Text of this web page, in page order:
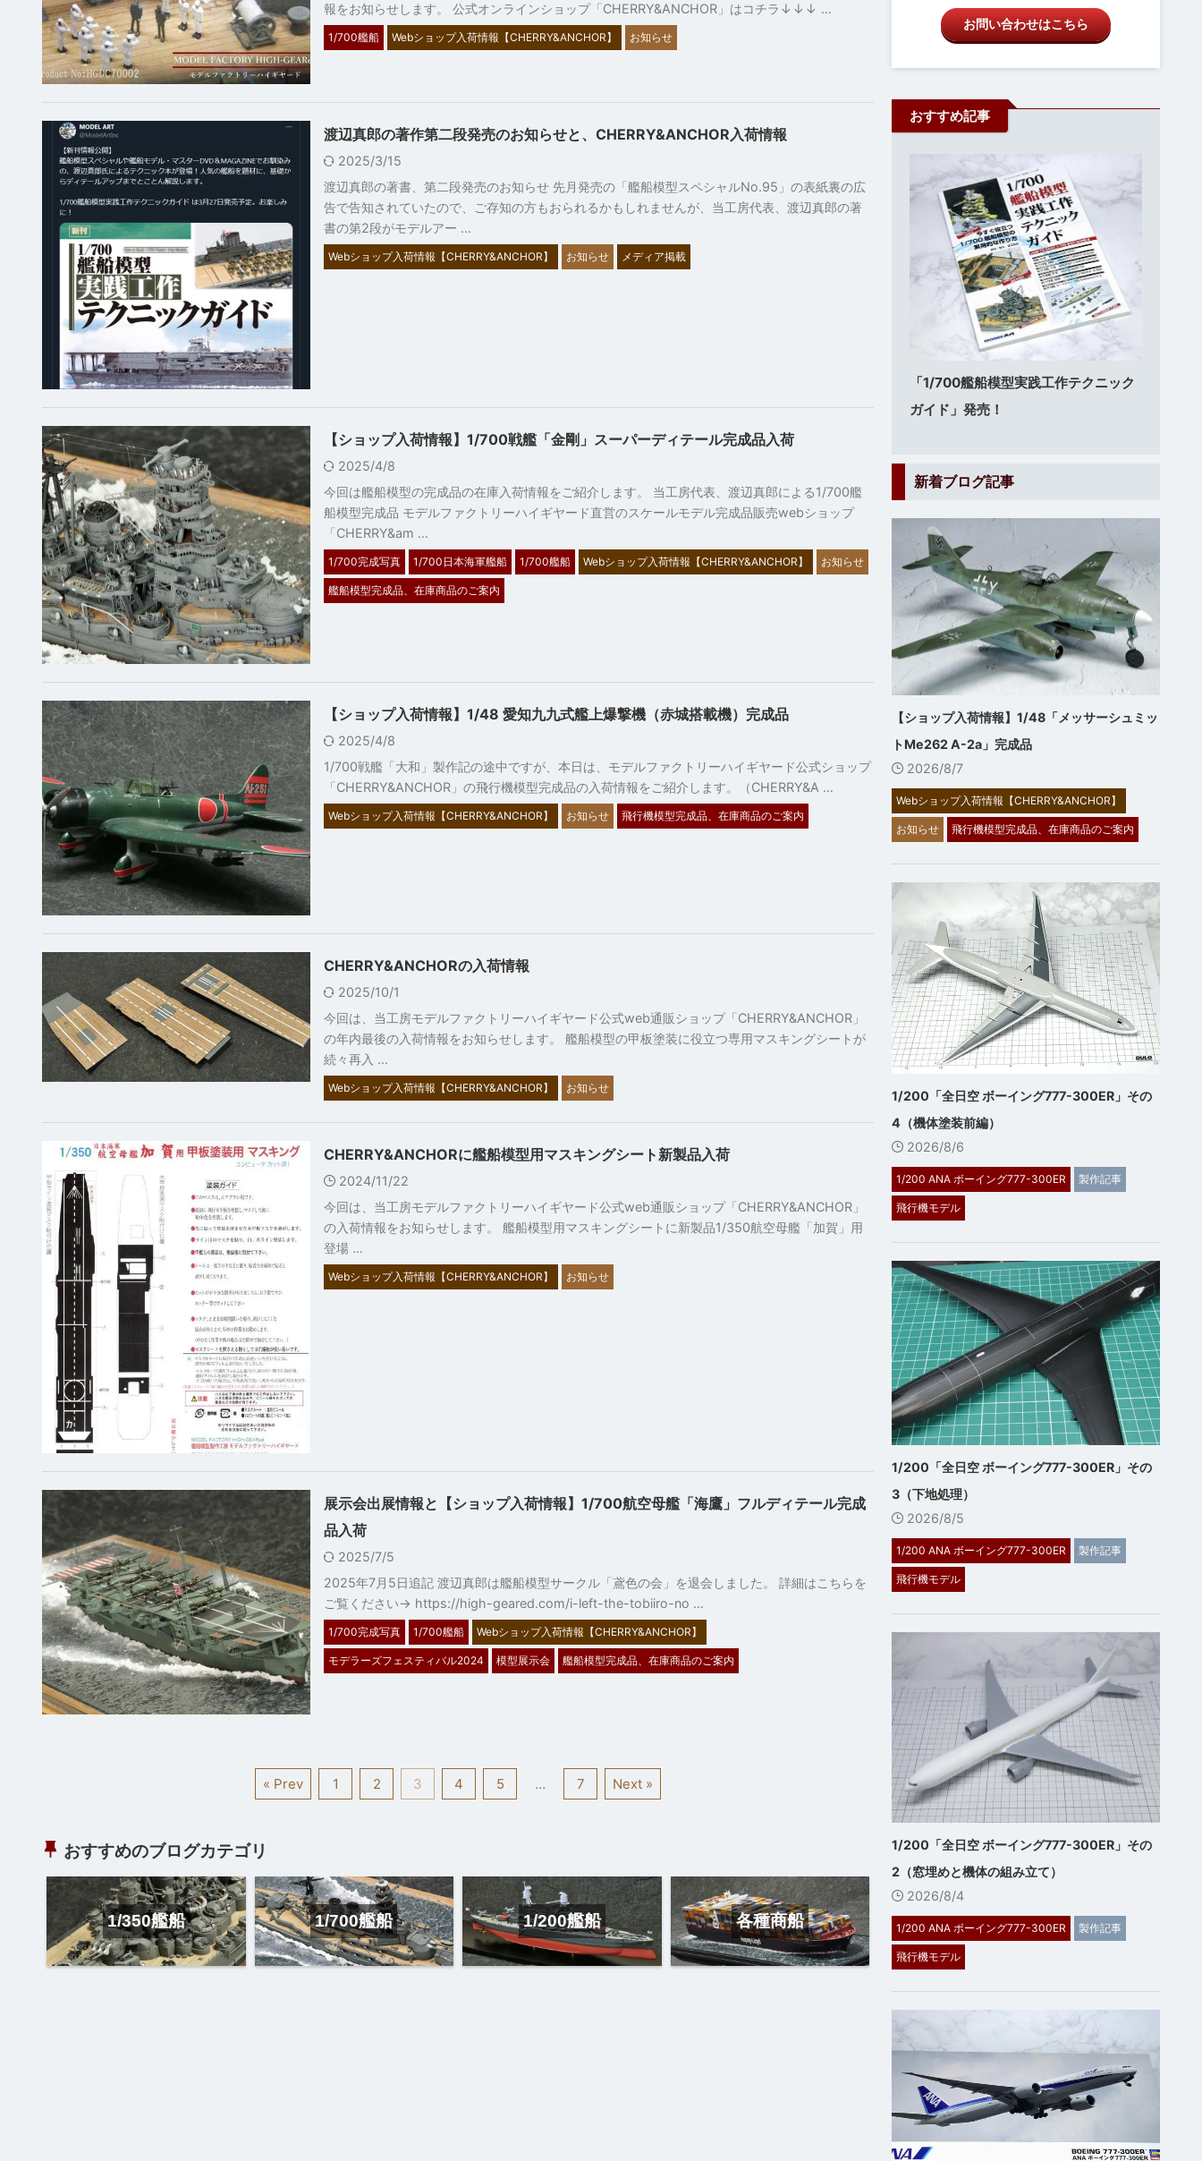
報をお知らせします。 公式オンラインショップ「CHERRY&ANCHOR」はコチラ↓↓↓ …
1/700艦船 Webショップ入荷情報【CHERRY&ANCHOR】 お知らせ
渡辺真郎の著作第二段発売のお知らせと、CHERRY&ANCHOR入荷情報
2025/3/15
渡辺真郎の著書、第二段発売のお知らせ 先月発売の「艦船模型スペシャルNo.95」の表紙裏の広
告で告知されていたので、ご存知の方もおられるかもしれませんが、当工房代表、渡辺真郎の著
書の第2段がモデルアー …
Webショップ入荷情報【CHERRY&ANCHOR】 お知らせ メディア掲載
【ショップ入荷情報】1/700戦艦「金剛」スーパーディテール完成品入荷
2025/4/8
今回は艦船模型の完成品の在庫入荷情報をご紹介します。 当工房代表、渡辺真郎による1/700艦
船模型完成品 モデルファクトリーハイギヤード直営のスケールモデル完成品販売webショップ
「CHERRY&am …
1/700完成写真 1/700日本海軍艦船 1/700艦船 Webショップ入荷情報【CHERRY&ANCHOR】 お知らせ
艦船模型完成品、在庫商品のご案内
【ショップ入荷情報】1/48 愛知九九式艦上爆撃機（赤城搭載機）完成品
2025/4/8
1/700戦艦「大和」製作記の途中ですが、本日は、モデルファクトリーハイギヤード公式ショップ
「CHERRY&ANCHOR」の飛行機模型完成品の入荷情報をご紹介します。（CHERRY&A …
Webショップ入荷情報【CHERRY&ANCHOR】 お知らせ 飛行機模型完成品、在庫商品のご案内
CHERRY&ANCHORの入荷情報
2025/10/1
今回は、当工房モデルファクトリーハイギヤード公式web通販ショップ「CHERRY&ANCHOR」
の年内最後の入荷情報をお知らせします。 艦船模型の甲板塗装に役立つ専用マスキングシートが
続々再入 …
Webショップ入荷情報【CHERRY&ANCHOR】 お知らせ
CHERRY&ANCHORに艦船模型用マスキングシート新製品入荷
2024/11/22
今回は、当工房モデルファクトリーハイギヤード公式web通販ショップ「CHERRY&ANCHOR」
の入荷情報をお知らせします。 艦船模型用マスキングシートに新製品1/350航空母艦「加賀」用
登場 …
Webショップ入荷情報【CHERRY&ANCHOR】 お知らせ
展示会出展情報と【ショップ入荷情報】1/700航空母艦「海鷹」フルディテール完成
品入荷
2025/7/5
2025年7月5日追記 渡辺真郎は艦船模型サークル「鳶色の会」を退会しました。 詳細はこちらを
ご覧ください→ https://high-geared.com/i-left-the-tobiiro-no …
1/700完成写真 1/700艦船 Webショップ入荷情報【CHERRY&ANCHOR】
モデラーズフェスティバル2024 模型展示会 艦船模型完成品、在庫商品のご案内
« Prev 1 2 3 4 5 … 7 Next »
おすすめのブログカテゴリ
1/350艦船 1/700艦船 1/200艦船 各種商船
お問い合わせはこちら
おすすめ記事
「1/700艦船模型実践工作テクニック
ガイド」発売！
新着ブログ記事
【ショップ入荷情報】1/48「メッサーシュミッ
トMe262 A-2a」完成品
2026/8/7
Webショップ入荷情報【CHERRY&ANCHOR】
お知らせ 飛行機模型完成品、在庫商品のご案内
1/200「全日空 ボーイング777-300ER」その
4（機体塗装前編）
2026/8/6
1/200 ANA ボーイング777-300ER 製作記事
飛行機モデル
1/200「全日空 ボーイング777-300ER」その
3（下地処理）
2026/8/5
1/200 ANA ボーイング777-300ER 製作記事
飛行機モデル
1/200「全日空 ボーイング777-300ER」その
2（窓埋めと機体の組み立て）
2026/8/4
1/200 ANA ボーイング777-300ER 製作記事
飛行機モデル